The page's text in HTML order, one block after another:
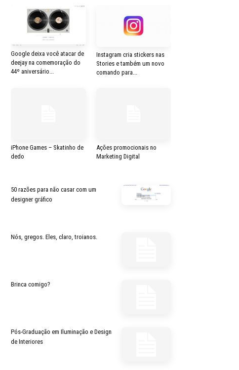
Google deixa você atacar de
deejay na comemoração do
44º aniversário...
Instagram cria stickers nas
Stories e também um novo
comando para...
iPhone Games – Skatinho de
dedo
Ações promocionais no
Marketing Digital
50 razões para não casar com um
designer gráfico
Nós, gregos. Eles, claro, troianos.
Brinca comigo?
Pós-Graduação em Iluminação e Design
de Interiores